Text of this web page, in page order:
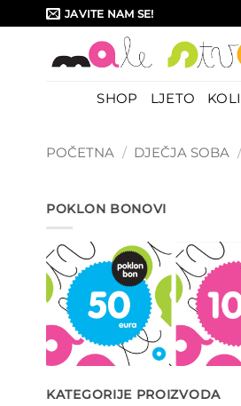
to
JAVITE NAM SE!
SHOP LJETO
POČETNA / DJEČJA SOBA /
POKLON BONOVI
KATEGORIJE PROIZVODA